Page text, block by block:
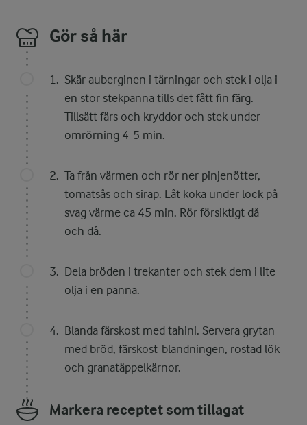
Gör så här
Skär auberginen i tärningar och stek i olja i
en stor stekpanna tills det fått fin färg.
Tillsätt färs och kryddor och stek under
omrörning 4-5 min.
Ta från värmen och rör ner pinjenötter,
tomatsås och sirap. Låt koka under lock på
svag värme ca 45 min. Rör försiktigt då
och då.
Dela bröden i trekanter och stek dem i lite
olja i en panna.
Blanda färskost med tahini. Servera grytan
med bröd, färskost-blandningen, rostad lök
och granatäppelkärnor.
Markera receptet som tillagat